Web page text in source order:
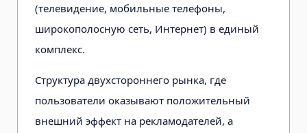
(телевидение, мобильные телефоны,
широкополосную сеть, Интернет) в единый
комплекс.
Структура двухстороннего рынка, где
пользователи оказывают положительный
внешний эффект на рекламодателей, а